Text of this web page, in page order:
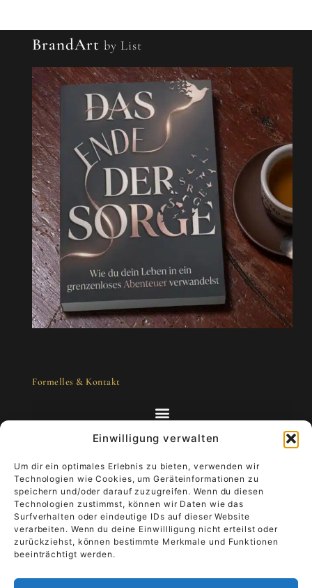
Einwilligung verwalten
Um dir ein optimales Erlebnis zu bieten, verwenden wir
Technologien wie Cookies, um Geräteinformationen zu
speichern und/oder darauf zuzugreifen. Wenn du diesen
Technologien zustimmst, können wir Daten wie das
Surfverhalten oder eindeutige IDs auf dieser Website
verarbeiten. Wenn du deine Einwillligung nicht erteilst oder
zurückziehst, können bestimmte Merkmale und Funktionen
beeinträchtigt werden.
BrandArt by List
Formelles & Kontakt
Kunst zum Mitnehmen - Luxus, der lebt
Stell dir vor, dein Kunstwerk begleitet dich
durch den Alltag.Trage Luxus, der lebt, und
verleihe ihm Bedeutung.
der Kunst.